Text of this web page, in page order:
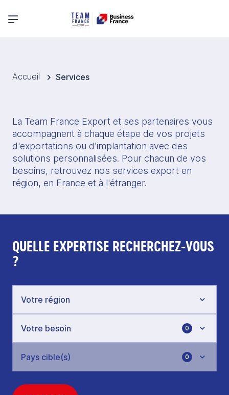
Menu principal
Accueil Services
La Team France Export et ses partenaires vous
accompagnent à chaque étape de vos projets
d'exportations ou d'implantation avec des
solutions personnalisées. Pour chacun de vos
besoins, retrouvez nos services export en
région, en France et à l'étranger.
QUELLE EXPERTISE RECHERCHEZ-VOUS
?
0
0